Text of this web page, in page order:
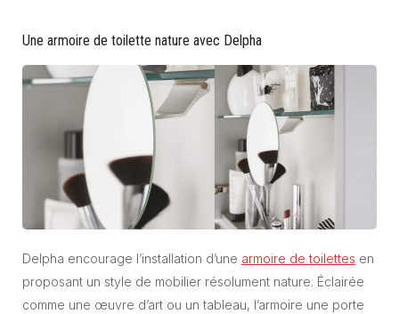
Une armoire de toilette nature avec Delpha
Delpha encourage l’installation d’une armoire de toilettes en
proposant un style de mobilier résolument nature. Éclairée
comme une œuvre d’art ou un tableau, l’armoire une porte